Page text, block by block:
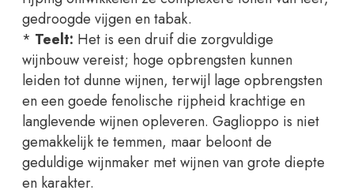
gedroogde vijgen en tabak.
* Teelt: Het is een druif die zorgvuldige
wijnbouw vereist; hoge opbrengsten kunnen
leiden tot dunne wijnen, terwijl lage opbrengsten
en een goede fenolische rijpheid krachtige en
langlevende wijnen opleveren. Gaglioppo is niet
gemakkelijk te temmen, maar beloont de
geduldige wijnmaker met wijnen van grote diepte
en karakter.